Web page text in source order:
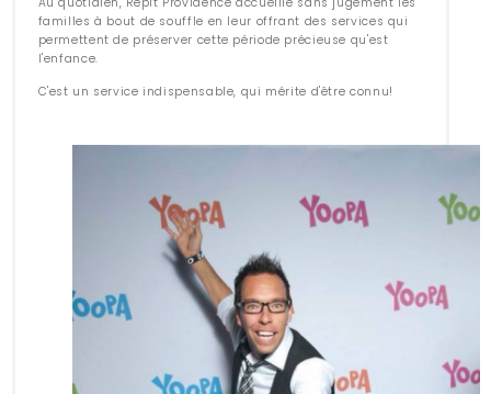
familles à bout de souffle en leur offrant des services qui
permettent de préserver cette période précieuse qu'est
l'enfance.
C'est un service indispensable, qui mérite d'être connu!